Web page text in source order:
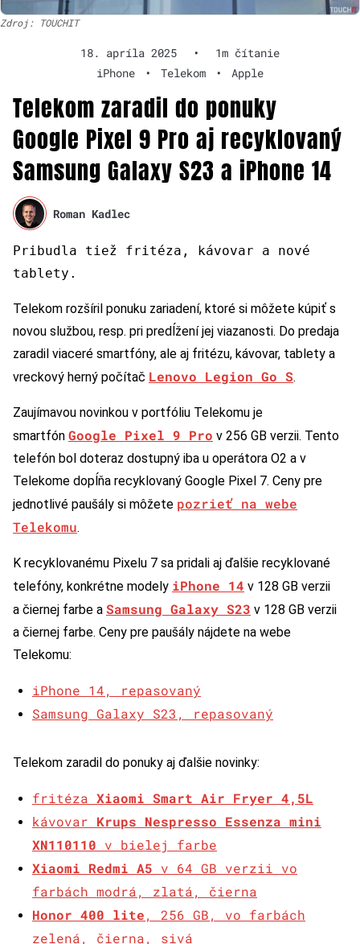
Zdroj: TOUCHIT
18. apríla 2025 •
1m čítanie
iPhone
• Telekom • Apple
Telekom zaradil do ponuky
Google Pixel 9 Pro aj recyklovaný
Samsung Galaxy S23 a iPhone 14
Roman Kadlec
Pribudla tiež fritéza, kávovar a nové
tablety.
Telekom rozšíril ponuku zariadení, ktoré si môžete kúpiť s
novou službou, resp. pri predĺžení jej viazanosti. Do predaja
zaradil viaceré smartfóny, ale aj fritézu, kávovar, tablety a
vreckový herný počítač Lenovo Legion Go S.
Zaujímavou novinkou v portfóliu Telekomu je
smartfón Google Pixel 9 Pro v 256 GB verzii. Tento
telefón bol doteraz dostupný iba u operátora O2 a v
Telekome dopĺňa recyklovaný Google Pixel 7. Ceny pre
jednotlivé paušály si môžete pozrieť na webe
Telekomu.
K recyklovanému Pixelu 7 sa pridali aj ďalšie recyklované
telefóny, konkrétne modely iPhone 14 v 128 GB verzii
a čiernej farbe a Samsung Galaxy S23 v 128 GB verzii
a čiernej farbe. Ceny pre paušály nájdete na webe
Telekomu:
iPhone 14, repasovaný
Samsung Galaxy S23, repasovaný
Telekom zaradil do ponuky aj ďalšie novinky:
fritéza Xiaomi Smart Air Fryer 4,5L
kávovar Krups Nespresso Essenza mini
XN110110 v bielej farbe
Xiaomi Redmi A5 v 64 GB verzii vo
farbách modrá, zlatá, čierna
Honor 400 lite, 256 GB, vo farbách
zelená, čierna, sivá